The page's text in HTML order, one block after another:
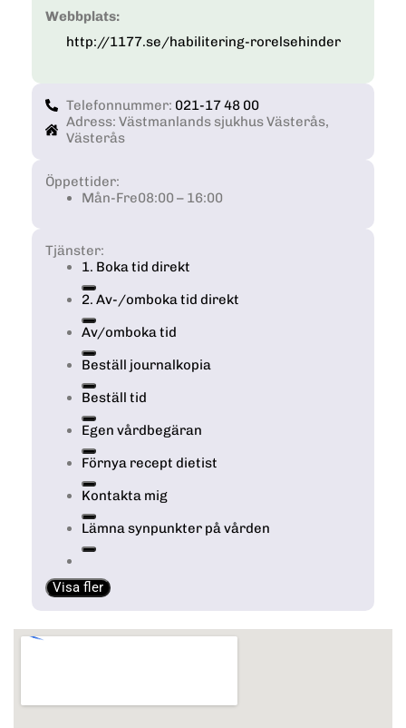
Webbplats:
http://1177.se/habilitering-rorelsehinder
Telefonnummer: 021-17 48 00
Adress: Västmanlands sjukhus Västerås,
Västerås
Öppettider:
Mån-Fre08:00 – 16:00
Tjänster:
1. Boka tid direkt
2. Av-/omboka tid direkt
Av/omboka tid
Beställ journalkopia
Beställ tid
Egen vårdbegäran
Förnya recept dietist
Kontakta mig
Lämna synpunkter på vården
Visa fler